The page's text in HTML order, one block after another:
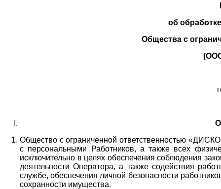
об
Общества с
Общество с ограниченной ответственностью
с персональными Работников, а также всех
исключительно в целях обеспечения соблюдения
деятельности Оператора,а также содействия
службе, обеспечения личной безопасности
сохранности имущества.